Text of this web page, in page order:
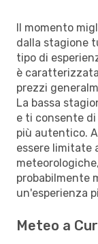
Il momento
dalla stagione
tipo di
è
prezzi
La bassa
e ti consente
più autentico.
essere limitate
probabilmente
un'esperienza
Meteo a